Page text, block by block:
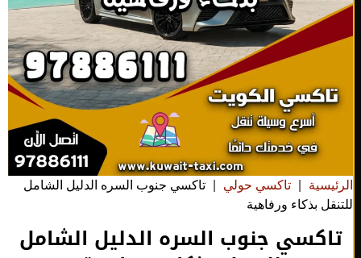
| تاكسي حولي | تاكسي جنوب السره الدليل الشامل
بذكاء ورفاهية
جنوب السره الدليل الشامل